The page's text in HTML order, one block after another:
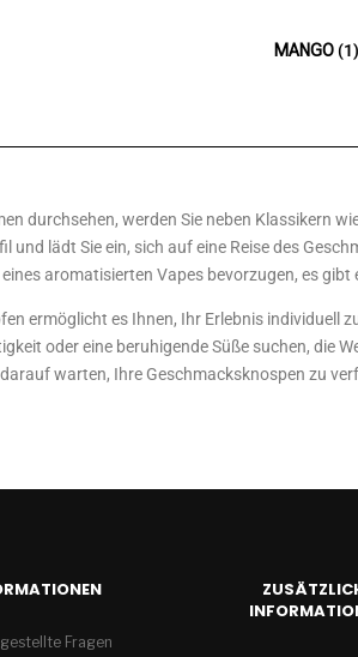
MANGO(1)
durchsehen, werden Sie neben Klassikern
und lädt Sie ein, sich auf eine Reise des
aromatisierten Vapes bevorzugen, es gibt
ermöglicht es Ihnen, Ihr Erlebnis individuell
oder eine beruhigende Süße suchen, die
warten, Ihre Geschmacksknospen zu
Fragen